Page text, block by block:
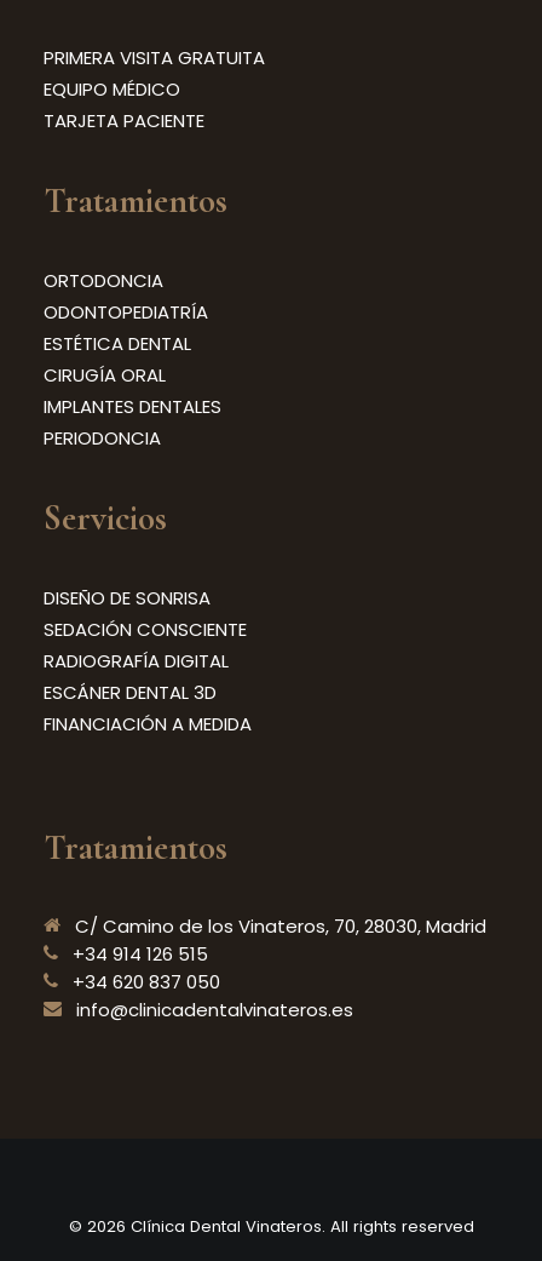
PRIMERA VISITA GRATUITA
EQUIPO MÉDICO
TARJETA PACIENTE
Tratamientos
ORTODONCIA
ODONTOPEDIATRÍA
ESTÉTICA DENTAL
CIRUGÍA ORAL
IMPLANTES DENTALES
PERIODONCIA
Servicios
DISEÑO DE SONRISA
SEDACIÓN CONSCIENTE
RADIOGRAFÍA DIGITAL
ESCÁNER DENTAL 3D
FINANCIACIÓN A MEDIDA
Tratamientos
C/ Camino de los Vinateros, 70, 28030, Madrid
+34 914 126 515
+34 620 837 050
info@clinicadentalvinateros.es
© 2026 Clínica Dental Vinateros. All rights reserved